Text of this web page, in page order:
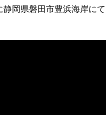
静岡県磐田市豊浜海岸に